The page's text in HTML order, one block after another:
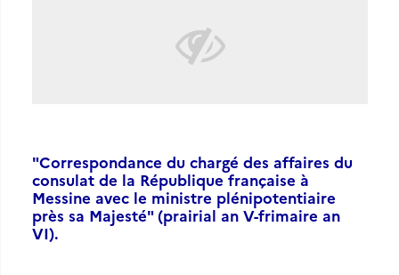
"Correspondance du chargé des affaires du
consulat de la République française à
Messine avec le ministre plénipotentiaire
près sa Majesté" (prairial an V-frimaire an
VI).